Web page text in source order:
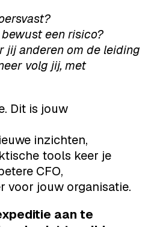
een risico?
jij anderen om de leiding
volg jij, met
Dit is jouw
inzichten,
tools keer je
CFO,
voor jouw organisatie.
aan te